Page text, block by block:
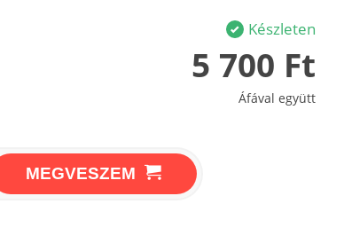
Készleten
5 700 Ft
Áfával együtt
MEGVESZEM